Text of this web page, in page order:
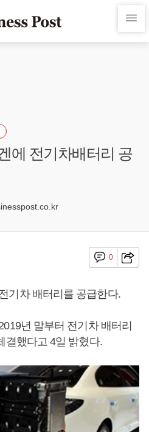
에 전기차배터리 공
0
기차 배터리를 공급한다.
년 말부터 전기차 배터리
결했다고 4일 밝혔다.